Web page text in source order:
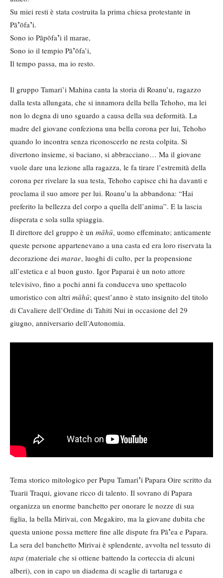
Su miei resti è stata costruita la prima chiesa protestante in
Pā’ōfa’i.
Sono io Pāpōfa’i il marae,
Sono io il tempio Pā’ōfa’i,
Il tempo passa, ma io resto.
Il gruppo Tamari’i Mahina canta la storia di Roanu’u, ragazzo
dalla testa allungata, che si innamora della bella Tehoho, ma lei
non lo degna di uno sguardo a causa della sua deformità. La
madre del giovane confeziona una bella corona per lui, Tehoho
quando lo incontra senza riconoscerlo ne resta colpita. Si
divertono insieme, si baciano, si abbracciano… Ma il giovane
vuole dare una lezione alla ragazza, le fa tirare l’estremità della
corona per rivelare la sua testa, Tehoho capisce chi ha davanti e
proclama il suo amore per lui. Roanu’u la abbandona: “Hai
preferito la bellezza del corpo a quella dell’anima”. E la lascia
disperata e sola sulla spiaggia.
Il direttore del gruppo è un māhū, uomo effeminato; anticamente
queste persone appartenevano a una casta ed era loro riservata la
decorazione dei marae, luoghi di culto, per la propensione
all’estetica e al buon gusto. Igor Paparai è un noto attore
televisivo, fino a pochi anni fa conduceva uno spettacolo
umoristico con altri māhū; quest’anno è stato insignito del titolo
di Cavaliere dell’Ordine di Tahiti Nui in occasione del 29
giugno, anniversario dell’Autonomia.
Tema storico mitologico per Pupu Tamari’i Papara Oire scritto da
Tuarii Traqui, giovane ricco di talento. Il sovrano di Papara
organizza un enorme banchetto per onorare le nozze di sua
figlia, la bella Mirivai, con Megakiro, ma la giovane dubita che
questa unione possa mettere fine alle dispute fra Pā’ea e Papara.
La sera del banchetto Mirivai è splendente, avvolta nel tessuto di
tapa (materiale che si ottiene battendo la corteccia di alcuni
alberi), con in capo un diadema di scaglie di tartaruga e